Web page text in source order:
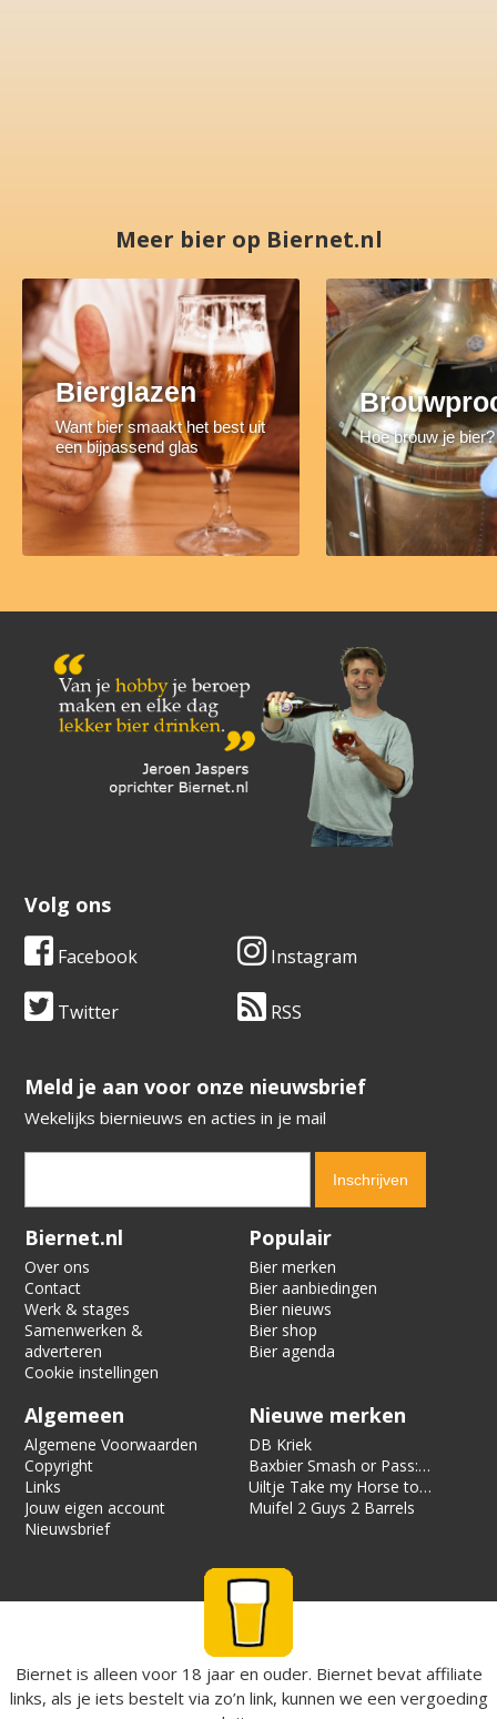
Meer bier op Biernet.nl
Bierglazen
Want bier smaakt het best uit
een bijpassend glas
Hoe brouw je bier?
Volg ons
Facebook Instagram
Twitter RSS
​​​​​​​Meld je aan voor onze nieuwsbrief
Wekelijks biernieuws en acties in je mail
Verification code:
Biernet.nl
Over ons
Contact
Werk & stages
Samenwerken &
adverteren
Cookie instellingen
Populair
Bier merken
Bier aanbiedingen
Bier nieuws
Bier shop
Bier agenda
Algemeen
Algemene Voorwaarden
Copyright
Links
Jouw eigen account
Nieuwsbrief
Nieuwe merken
DB Kriek
Baxbier Smash or Pass:
Strata
Uiltje Take my Horse to
the Hotel Room
Muifel 2 Guys 2 Barrels
Biernet is alleen voor 18 jaar en ouder. Biernet bevat affiliate
links, als je iets bestelt via zo’n link, kunnen we een vergoeding